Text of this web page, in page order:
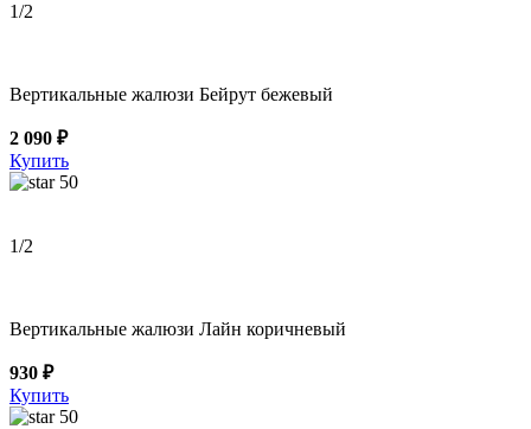
1/2
Вертикальные жалюзи Бейрут бежевый
2 090 ₽
Купить
50
1/2
Вертикальные жалюзи Лайн коричневый
930 ₽
Купить
50